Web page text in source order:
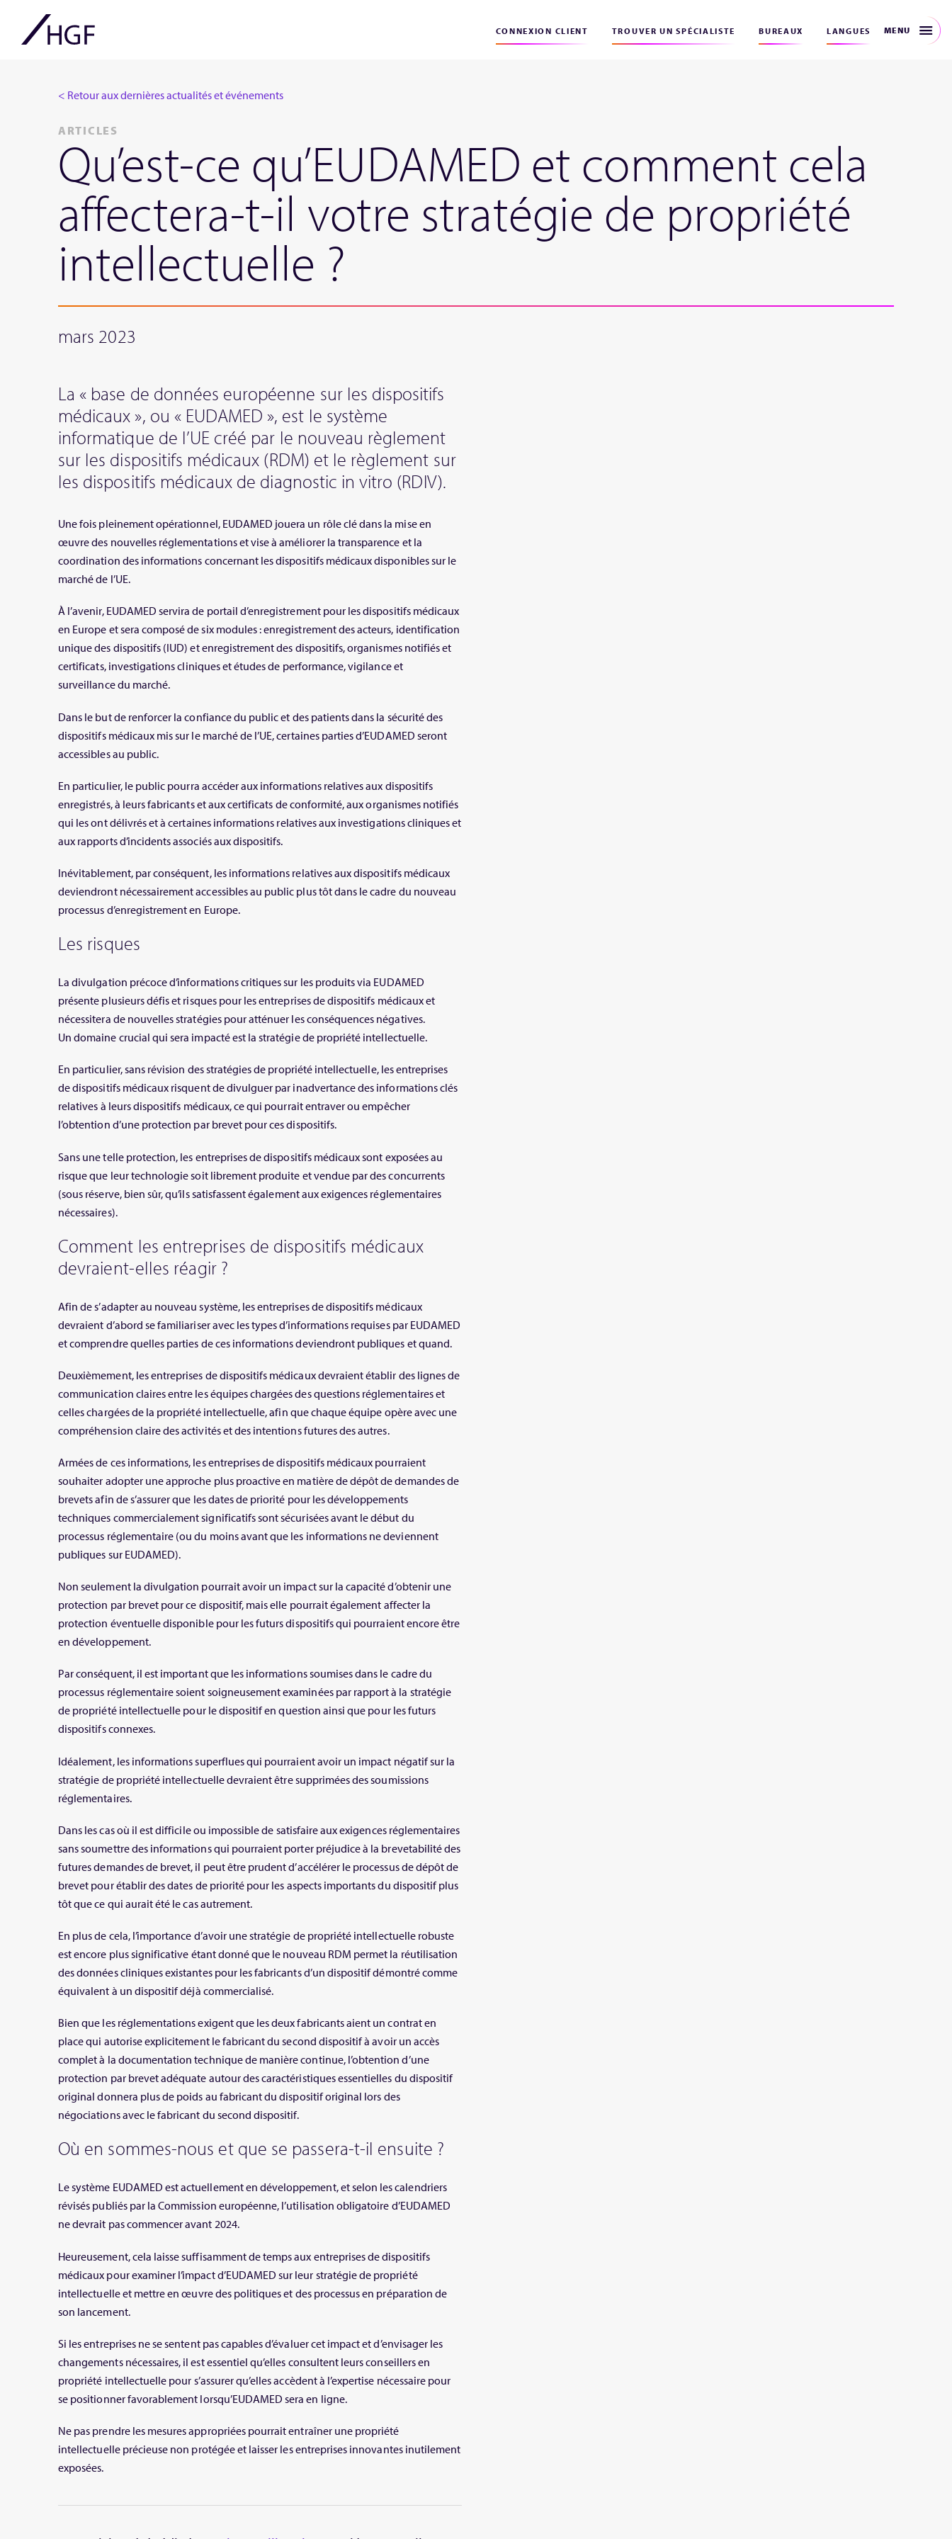
CONNEXION CLIENT TROUVER UN SPÉCIALISTE BUREAUX LANGUES MENU
< Retour aux dernières actualités et événements
ARTICLES
Qu’est-ce qu’EUDAMED et comment cela
affectera-t-il votre stratégie de propriété
intellectuelle ?
mars 2023
La « base de données européenne sur les dispositifs
médicaux », ou « EUDAMED », est le système
informatique de l’UE créé par le nouveau règlement
sur les dispositifs médicaux (RDM) et le règlement sur
les dispositifs médicaux de diagnostic in vitro (RDIV).
Une fois pleinement opérationnel, EUDAMED jouera un rôle clé dans la mise en
œuvre des nouvelles réglementations et vise à améliorer la transparence et la
coordination des informations concernant les dispositifs médicaux disponibles sur le
marché de l’UE.
À l’avenir, EUDAMED servira de portail d’enregistrement pour les dispositifs médicaux
en Europe et sera composé de six modules : enregistrement des acteurs, identification
unique des dispositifs (IUD) et enregistrement des dispositifs, organismes notifiés et
certificats, investigations cliniques et études de performance, vigilance et
surveillance du marché.
Dans le but de renforcer la confiance du public et des patients dans la sécurité des
dispositifs médicaux mis sur le marché de l’UE, certaines parties d’EUDAMED seront
accessibles au public.
En particulier, le public pourra accéder aux informations relatives aux dispositifs
enregistrés, à leurs fabricants et aux certificats de conformité, aux organismes notifiés
qui les ont délivrés et à certaines informations relatives aux investigations cliniques et
aux rapports d’incidents associés aux dispositifs.
Inévitablement, par conséquent, les informations relatives aux dispositifs médicaux
deviendront nécessairement accessibles au public plus tôt dans le cadre du nouveau
processus d’enregistrement en Europe.
Les risques
La divulgation précoce d’informations critiques sur les produits via EUDAMED
présente plusieurs défis et risques pour les entreprises de dispositifs médicaux et
nécessitera de nouvelles stratégies pour atténuer les conséquences négatives.
Un domaine crucial qui sera impacté est la stratégie de propriété intellectuelle.
En particulier, sans révision des stratégies de propriété intellectuelle, les entreprises
de dispositifs médicaux risquent de divulguer par inadvertance des informations clés
relatives à leurs dispositifs médicaux, ce qui pourrait entraver ou empêcher
l’obtention d’une protection par brevet pour ces dispositifs.
Sans une telle protection, les entreprises de dispositifs médicaux sont exposées au
risque que leur technologie soit librement produite et vendue par des concurrents
(sous réserve, bien sûr, qu’ils satisfassent également aux exigences réglementaires
nécessaires).
Comment les entreprises de dispositifs médicaux
devraient-elles réagir ?
Afin de s’adapter au nouveau système, les entreprises de dispositifs médicaux
devraient d’abord se familiariser avec les types d’informations requises par EUDAMED
et comprendre quelles parties de ces informations deviendront publiques et quand.
Deuxièmement, les entreprises de dispositifs médicaux devraient établir des lignes de
communication claires entre les équipes chargées des questions réglementaires et
celles chargées de la propriété intellectuelle, afin que chaque équipe opère avec une
compréhension claire des activités et des intentions futures des autres.
Armées de ces informations, les entreprises de dispositifs médicaux pourraient
souhaiter adopter une approche plus proactive en matière de dépôt de demandes de
brevets afin de s’assurer que les dates de priorité pour les développements
techniques commercialement significatifs sont sécurisées avant le début du
processus réglementaire (ou du moins avant que les informations ne deviennent
publiques sur EUDAMED).
Non seulement la divulgation pourrait avoir un impact sur la capacité d’obtenir une
protection par brevet pour ce dispositif, mais elle pourrait également affecter la
protection éventuelle disponible pour les futurs dispositifs qui pourraient encore être
en développement.
Par conséquent, il est important que les informations soumises dans le cadre du
processus réglementaire soient soigneusement examinées par rapport à la stratégie
de propriété intellectuelle pour le dispositif en question ainsi que pour les futurs
dispositifs connexes.
Idéalement, les informations superflues qui pourraient avoir un impact négatif sur la
stratégie de propriété intellectuelle devraient être supprimées des soumissions
réglementaires.
Dans les cas où il est difficile ou impossible de satisfaire aux exigences réglementaires
sans soumettre des informations qui pourraient porter préjudice à la brevetabilité des
futures demandes de brevet, il peut être prudent d’accélérer le processus de dépôt de
brevet pour établir des dates de priorité pour les aspects importants du dispositif plus
tôt que ce qui aurait été le cas autrement.
En plus de cela, l’importance d’avoir une stratégie de propriété intellectuelle robuste
est encore plus significative étant donné que le nouveau RDM permet la réutilisation
des données cliniques existantes pour les fabricants d’un dispositif démontré comme
équivalent à un dispositif déjà commercialisé.
Bien que les réglementations exigent que les deux fabricants aient un contrat en
place qui autorise explicitement le fabricant du second dispositif à avoir un accès
complet à la documentation technique de manière continue, l’obtention d’une
protection par brevet adéquate autour des caractéristiques essentielles du dispositif
original donnera plus de poids au fabricant du dispositif original lors des
négociations avec le fabricant du second dispositif.
Où en sommes-nous et que se passera-t-il ensuite ?
Le système EUDAMED est actuellement en développement, et selon les calendriers
révisés publiés par la Commission européenne, l’utilisation obligatoire d’EUDAMED
ne devrait pas commencer avant 2024.
Heureusement, cela laisse suffisamment de temps aux entreprises de dispositifs
médicaux pour examiner l’impact d’EUDAMED sur leur stratégie de propriété
intellectuelle et mettre en œuvre des politiques et des processus en préparation de
son lancement.
Si les entreprises ne se sentent pas capables d’évaluer cet impact et d’envisager les
changements nécessaires, il est essentiel qu’elles consultent leurs conseillers en
propriété intellectuelle pour s’assurer qu’elles accèdent à l’expertise nécessaire pour
se positionner favorablement lorsqu’EUDAMED sera en ligne.
Ne pas prendre les mesures appropriées pourrait entraîner une propriété
intellectuelle précieuse non protégée et laisser les entreprises innovantes inutilement
exposées.